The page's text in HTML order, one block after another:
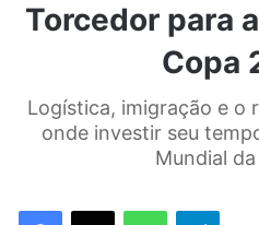
Torcedor para
Copa
Logística, imigração e o
onde investir seu
Mundial